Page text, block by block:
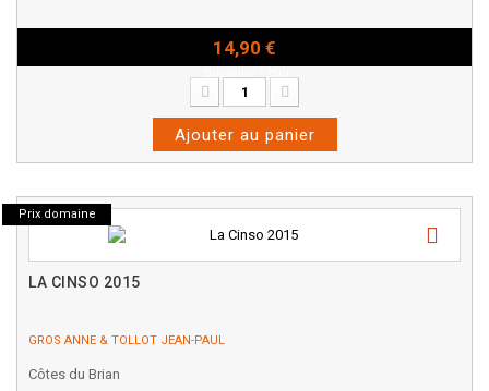
14,90 €
Ajouter au panier
Prix domaine
LA CINSO 2015
GROS ANNE & TOLLOT JEAN-PAUL
Côtes du Brian